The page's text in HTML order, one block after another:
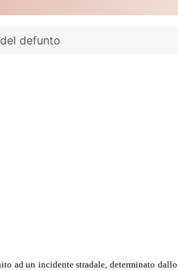
defunto
ad un incidente stradale, determinato